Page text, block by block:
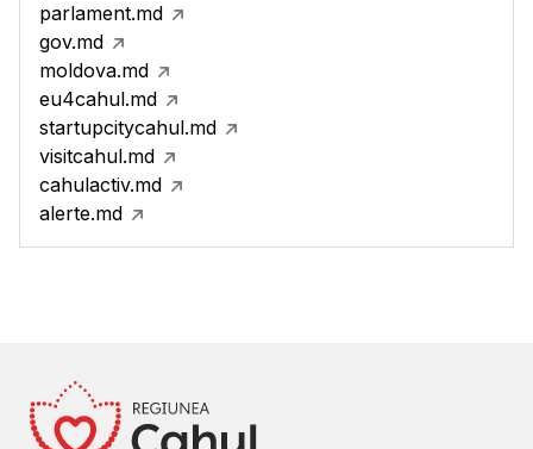
parlament.md
gov.md
moldova.md
eu4cahul.md
startupcitycahul.md
visitcahul.md
cahulactiv.md
alerte.md